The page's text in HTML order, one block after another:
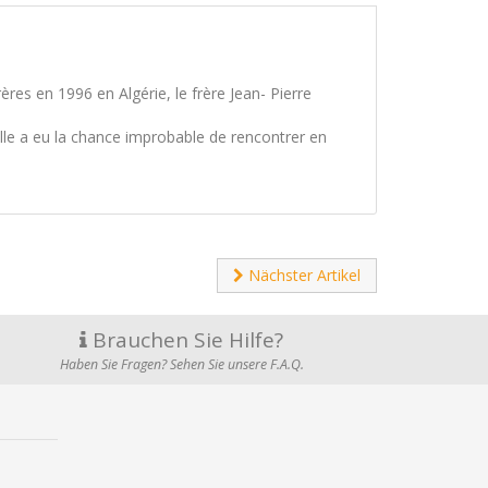
en 1996 en Algérie, le frère Jean- Pierre
a eu la chance improbable de rencontrer en
Nächster Artikel
Brauchen Sie Hilfe?
Haben Sie Fragen? Sehen Sie unsere F.A.Q.